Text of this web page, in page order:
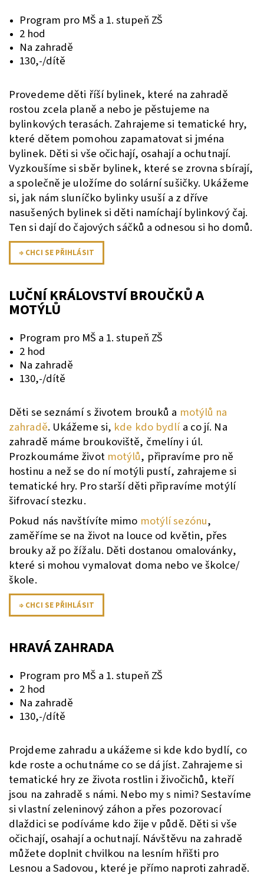
Program pro MŠ a 1. stupeň ZŠ
2 hod
Na zahradě
130,-/dítě
Provedeme děti říší bylinek, které na zahradě
rostou zcela planě a nebo je pěstujeme na
bylinkových terasách. Zahrajeme si tematické hry,
které dětem pomohou zapamatovat si jména
bylinek. Děti si vše očichají, osahají a ochutnají.
Vyzkoušíme si sběr bylinek, které se zrovna sbírají,
a společně je uložíme do solární sušičky. Ukážeme
si, jak nám sluníčko bylinky usuší a z dříve
nasušených bylinek si děti namíchají bylinkový čaj.
Ten si dají do čajových sáčků a odnesou si ho domů.
⇒ CHCI SE PŘIHLÁSIT
LUČNÍ KRÁLOVSTVÍ BROUČKŮ A
MOTÝLŮ
Program pro MŠ a 1. stupeň ZŠ
2 hod
Na zahradě
130,-/dítě
Děti se seznámí s životem brouků a motýlů na
zahradě. Ukážeme si, kde kdo bydlía co jí. Na
zahradě máme broukoviště, čmelíny i úl.
Prozkoumáme život motýlů, připravíme pro ně
hostinu a než se do ní motýli pustí, zahrajeme si
tematické hry. Pro starší děti připravíme motýlí
šifrovací stezku.
Pokud nás navštívíte mimo motýlí sezónu,
zaměříme se na život na louce od květin, přes
brouky až po žížalu. Děti dostanou omalovánky,
které si mohou vymalovat doma nebo ve školce/
škole.
⇒ CHCI SE PŘIHLÁSIT
HRAVÁ ZAHRADA
Program pro MŠ a 1. stupeň ZŠ
2 hod
Na zahradě
130,-/dítě
Projdeme zahradu a ukážeme si kde kdo bydlí, co
kde roste a ochutnáme co se dá jíst. Zahrajeme si
tematické hry ze života rostlin i živočichů, kteří
jsou na zahradě s námi. Nebo my s nimi? Sestavíme
si vlastní zeleninový záhon a přes pozorovací
dlaždici se podíváme kdo žije v půdě. Děti si vše
očichají, osahají a ochutnají. Návštěvu na zahradě
můžete doplnit chvilkou na lesním hřišti pro
Lesnou a Sadovou, které je přímo naproti zahradě.